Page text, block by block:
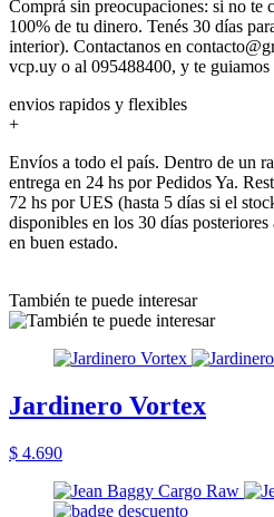
Comprá sin preocupaciones: si no te
100% de tu dinero. Tenés 30 días
interior). Contactanos en
vcp.uy o al 095488400, y te guiamos
envios rapidos y flexibles
+
Envíos a todo el país. Dentro de un
entrega en 24 hs por Pedidos Ya.
72 hs por UES (hasta 5 días si el
disponibles en los 30 días
en buen estado.
También te puede interesar
Jardinero Vortex
$ 4.690